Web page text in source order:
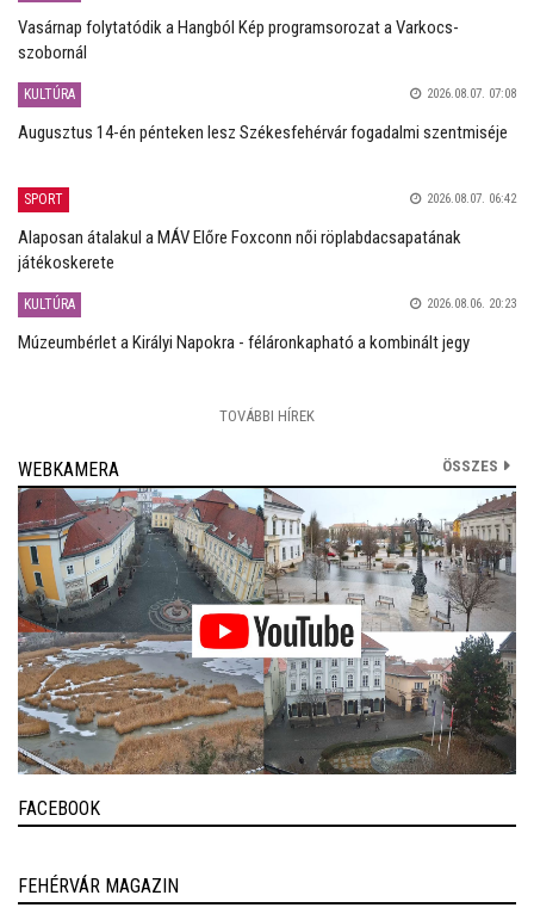
Vasárnap folytatódik a Hangból Kép programsorozat a Varkocs-
szobornál
KULTÚRA 2026.08.07. 07:08
Augusztus 14-én pénteken lesz Székesfehérvár fogadalmi szentmiséje
SPORT 2026.08.07. 06:42
Alaposan átalakul a MÁV Előre Foxconn női röplabdacsapatának
játékoskerete
KULTÚRA 2026.08.06. 20:23
Múzeumbérlet a Királyi Napokra - féláronkapható a kombinált jegy
TOVÁBBI HÍREK
WEBKAMERA ÖSSZES
FACEBOOK
FEHÉRVÁR MAGAZIN